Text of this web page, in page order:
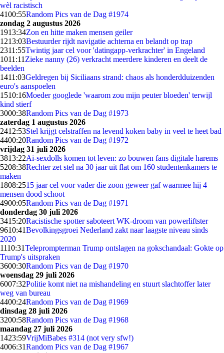
wèl racistisch
4100:55Random Pics van de Dag #1974
zondag 2 augustus 2026
1913:34Zon en hitte maken mensen geiler
1213:03Bestuurder rijdt navigatie achterna en belandt op trap
2311:55Twintig jaar cel voor 'datingapp-verkrachter' in Engeland
1011:11 Zieke nanny (26) verkracht meerdere kinderen en deelt de
beelden
1411:03Geldregen bij Siciliaans strand: chaos als honderdduizenden
euro's aanspoelen
1510:16Moeder googlede 'waarom zou mijn peuter bloeden' terwijl
kind stierf
3000:38Random Pics van de Dag #1973
zaterdag 1 augustus 2026
2412:53Stel krijgt celstraffen na levend koken baby in veel te heet bad
4400:20Random Pics van de Dag #1972
vrijdag 31 juli 2026
3813:22Ai-sexdolls komen tot leven: zo bouwen fans digitale harems
5208:38Rechter zet stel na 30 jaar uit flat om 160 studentenkamers te
maken
1808:2515 jaar cel voor vader die zoon geweer gaf waarmee hij 4
mensen dood schoot
4900:05Random Pics van de Dag #1971
donderdag 30 juli 2026
3415:20Racistische spotter saboteert WK-droom van powerliftster
9610:41Bevolkingsgroei Nederland zakt naar laagste niveau sinds
2020
1110:31Teleprompterman Trump ontslagen na gokschandaal: Gokte op
Trump's uitspraken
3600:30Random Pics van de Dag #1970
woensdag 29 juli 2026
6007:32Politie komt niet na mishandeling en stuurt slachtoffer later
weg van bureau
4400:24Random Pics van de Dag #1969
dinsdag 28 juli 2026
3200:58Random Pics van de Dag #1968
maandag 27 juli 2026
1423:59VrijMiBabes #314 (not very sfw!)
4006:31Random Pics van de Dag #1967